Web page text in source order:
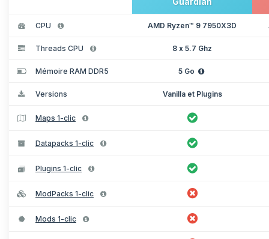
CPU AMD Ryzen™ 9 7950X3D
Threads CPU 8 x 5.7 Ghz
Mémoire RAM DDR5 5 Go
Versions Vanilla et Plugins
Maps 1-clic
Datapacks 1-clic
Plugins 1-clic
ModPacks 1-clic
Mods 1-clic